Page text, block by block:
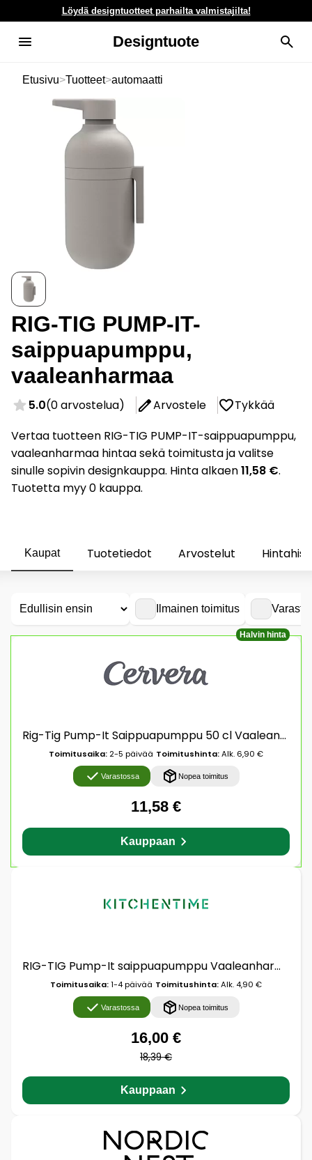
Löydä designtuotteet parhailta valmistajilta!
Designtuote
Etusivu>Tuotteet>automaatti
RIG-TIG PUMP-IT-
saippuapumppu,
vaaleanharmaa
5.0(0 arvostelua) Arvostele
Tykkää
Vertaa tuotteen RIG-TIG PUMP-IT-saippuapumppu,
vaaleanharmaa hintaa sekä toimitusta ja valitse
sinulle sopivin designkauppa. Hinta alkaen11,58 €.
Tuotetta myy 0 kauppa.
Kaupat Tuotetiedot Arvostelut
Ilmainen toimitus
Halvin hinta
Rig-Tig Pump-It Saippuapumppu 50 cl Vaaleanharmaa
Toimitusaika: 2-5 päivää Toimitushinta:Alk. 6,90 €
Varastossa Nopea toimitus
11,58 €
Kauppaan
RIG-TIG Pump-It saippuapumppu Vaaleanharmaa
Toimitusaika:1-4 päivää Toimitushinta:Alk. 4,90 €
Varastossa Nopea toimitus
16,00 €
18,39 €
Kauppaan